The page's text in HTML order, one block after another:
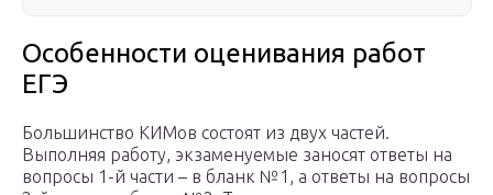
Особенности оценивания работ
ЕГЭ
Большинство КИМов состоят из двух частей.
Выполняя работу, экзаменуемые заносят ответы на
вопросы 1-й части – в бланк №1, а ответы на вопросы